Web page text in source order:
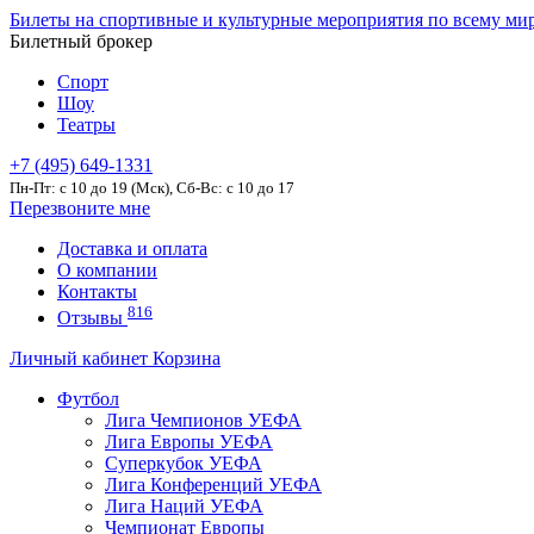
Билеты на спортивные и культурные мероприятия по всему
Билетный брокер
Спорт
Шоу
Театры
+7 (495) 649-1331
Пн-Пт: c 10 до 19 (Мск), Сб-Вс: с 10 до 17
Перезвоните мне
Доставка и оплата
О компании
Контакты
Отзывы 816
Личный кабинет Корзина
Футбол
Лига Чемпионов УЕФА
Лига Европы УЕФА
Суперкубок УЕФА
Лига Конференций УЕФА
Лига Наций УЕФА
Чемпионат Европы